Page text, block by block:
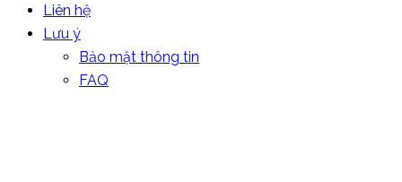
Liên hệ
Lưu ý
Bảo mật thông tin
FAQ